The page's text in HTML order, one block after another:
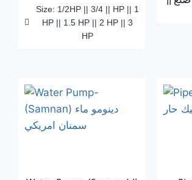
Size: 1/2HP || 3/4 || HP || 1
HP || 1.5 HP || 2 HP || 3
HP